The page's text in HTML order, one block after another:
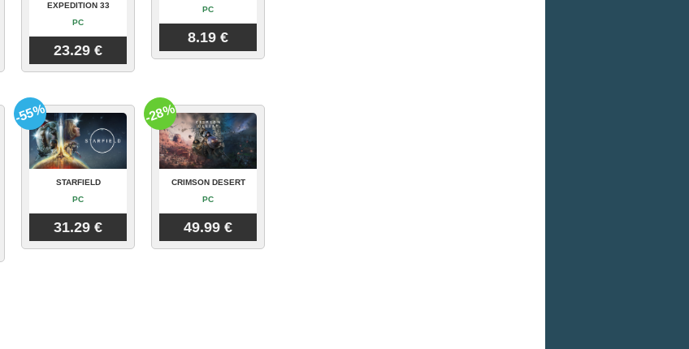
EXPEDITION 33
PC
23.29 €
PC
8.19 €
STARFIELD
PC
31.29 €
-55%
CRIMSON DESERT
PC
49.99 €
-28%